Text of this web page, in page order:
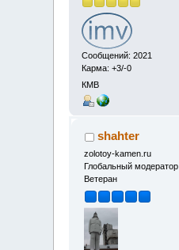
Сообщений: 2021
Карма: +3/-0
КМВ
shahter
zolotoy-kamen.ru
Глобальный модератор
Ветеран